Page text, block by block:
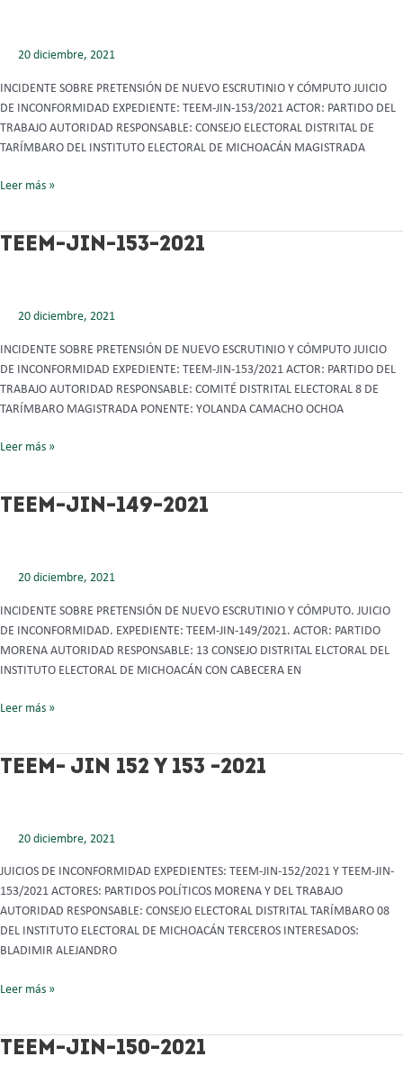
20 diciembre, 2021
INCIDENTE SOBRE PRETENSIÓN DE NUEVO ESCRUTINIO Y CÓMPUTO JUICIO
DE INCONFORMIDAD EXPEDIENTE: TEEM-JIN-153/2021 ACTOR: PARTIDO DEL
TRABAJO AUTORIDAD RESPONSABLE: CONSEJO ELECTORAL DISTRITAL DE
TARÍMBARO DEL INSTITUTO ELECTORAL DE MICHOACÁN MAGISTRADA
Leer más »
TEEM-JIN-153-2021
20 diciembre, 2021
INCIDENTE SOBRE PRETENSIÓN DE NUEVO ESCRUTINIO Y CÓMPUTO JUICIO
DE INCONFORMIDAD EXPEDIENTE: TEEM-JIN-153/2021 ACTOR: PARTIDO DEL
TRABAJO AUTORIDAD RESPONSABLE: COMITÉ DISTRITAL ELECTORAL 8 DE
TARÍMBARO MAGISTRADA PONENTE: YOLANDA CAMACHO OCHOA
TEEM-
Leer más »
TEEM-JIN-149-2021
20 diciembre, 2021
INCIDENTE SOBRE PRETENSIÓN DE NUEVO ESCRUTINIO Y CÓMPUTO. JUICIO
DE INCONFORMIDAD. EXPEDIENTE: TEEM-JIN-149/2021. ACTOR: PARTIDO
MORENA AUTORIDAD RESPONSABLE: 13 CONSEJO DISTRITAL ELCTORAL DEL
INSTITUTO ELECTORAL DE MICHOACÁN CON CABECERA EN
TEEM-
Leer más »
TEEM- JIN 152 Y 153 -2021
20 diciembre, 2021
JUICIOS DE INCONFORMIDAD EXPEDIENTES: TEEM-JIN-152/2021 Y TEEM-JIN-
153/2021 ACTORES: PARTIDOS POLÍTICOS MORENA Y DEL TRABAJO
AUTORIDAD RESPONSABLE: CONSEJO ELECTORAL DISTRITAL TARÍMBARO 08
DEL INSTITUTO ELECTORAL DE MICHOACÁN TERCEROS INTERESADOS:
BLADIMIR ALEJANDRO
TEEM-
Leer más »
TEEM-JIN-150-2021
TEEM-